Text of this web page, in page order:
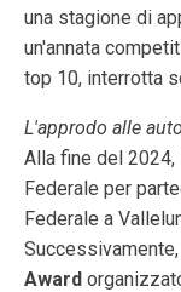
una stagione di
un'annata
top 10, interrotta
L'approdo alle
Alla fine del
Federale per
Federale a
Award